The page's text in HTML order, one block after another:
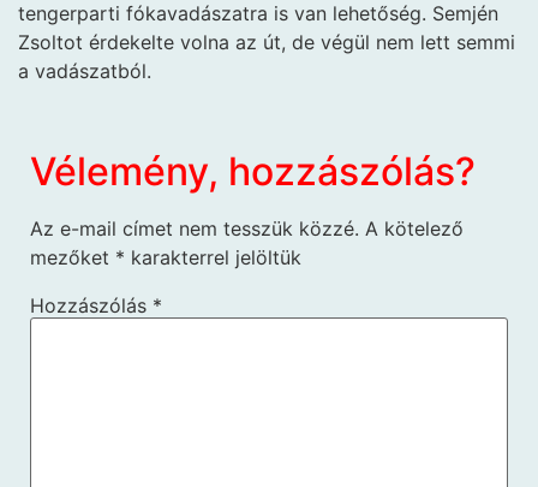
tengerparti fókavadászatra is van lehetőség. Semjén
Zsoltot érdekelte volna az út, de végül nem lett semmi
a vadászatból.
Vélemény, hozzászólás?
Az e-mail címet nem tesszük közzé. A kötelező
mezőket * karakterrel jelöltük
Hozzászólás *